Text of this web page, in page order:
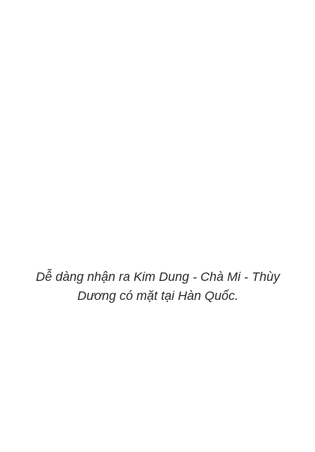
Dễ dàng nhận ra Kim Dung - Chà Mi - Thùy
Dương có mặt tại Hàn Quốc.